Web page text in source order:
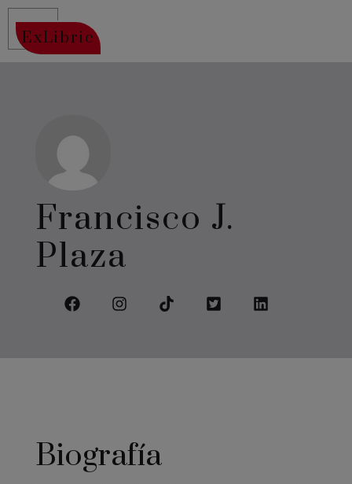
ExLibric
Francisco J.
Plaza
Biografía